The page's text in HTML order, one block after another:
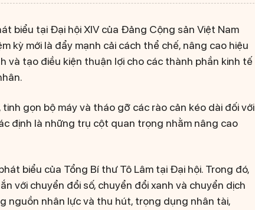
biểu tại Đại hội XIV của Đảng Cộng sản Việt Nam
kỳ mới là đẩy mạnh cải cách thể chế, nâng cao hiệu
và tạo điều kiện thuận lợi cho các thành phần kinh tế
gọn bộ máy và tháo gỡ các rào cản kéo dài đối với
định là những trụ cột quan trọng nhằm nâng cao
biểu của Tổng Bí thư Tô Lâm tại Đại hội. Trong đó,
với chuyển đổi số, chuyển đổi xanh và chuyển dịch
nguồn nhân lực và thu hút, trọng dụng nhân tài,